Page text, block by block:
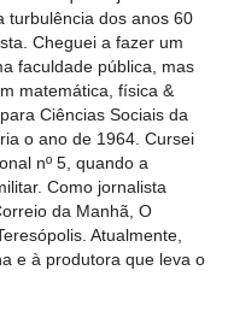
turbulência dos anos 60
Cheguei a fazer um
faculdade pública, mas
matemática, física &
Ciências Sociais da
o ano de 1964. Cursei
nº 5, quando a
Como jornalista
da Manhã, O
Atualmente,
e à produtora que leva o